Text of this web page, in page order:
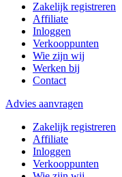
Zakelijk registreren
Affiliate
Inloggen
Verkooppunten
Wie zijn wij
Werken bij
Contact
Advies aanvragen
Zakelijk registreren
Affiliate
Inloggen
Verkooppunten